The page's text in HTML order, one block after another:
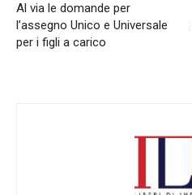
Al via le domande per
l’assegno Unico e Universale
per i figli a carico